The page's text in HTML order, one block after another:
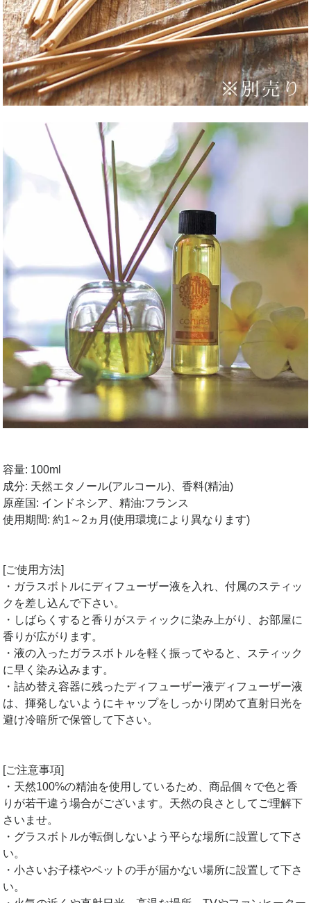
容量: 100ml
成分: 天然エタノール(アルコール)、香料(精油)
原産国: インドネシア、精油:フランス
使用期間: 約1～2ヵ月(使用環境により異なります)
[ご使用方法]
・ガラスボトルにディフューザー液を入れ、付属のスティッ
クを差し込んで下さい。
・しばらくすると香りがスティックに染み上がり、お部屋に
香りが広がります。
・液の入ったガラスボトルを軽く振ってやると、スティック
に早く染み込みます。
・詰め替え容器に残ったディフューザー液ディフューザー液
は、揮発しないようにキャップをしっかり閉めて直射日光を
避け冷暗所で保管して下さい。
[ご注意事項]
・天然100%の精油を使用しているため、商品個々で色と香
りが若干違う場合がございます。天然の良さとしてご理解下
さいませ。
・グラスボトルが転倒しないよう平らな場所に設置して下さ
い。
・小さいお子様やペットの手が届かない場所に設置して下さ
い。